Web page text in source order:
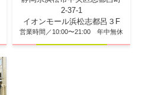
2-37-1
イオンモール浜松志都呂３F
営業時間／10:00〜21:00 年中無休